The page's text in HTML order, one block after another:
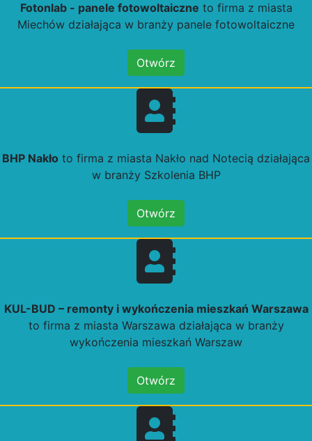
Fotonlab - panele fotowoltaiczne to firma z miasta
Miechów działająca w branży panele fotowoltaiczne
Otwórz
BHP Nakło to firma z miasta Nakło nad Notecią działająca
w branży Szkolenia BHP
Otwórz
KUL-BUD – remonty i wykończenia mieszkań Warszawa
to firma z miasta Warszawa działająca w branży
wykończenia mieszkań Warszaw
Otwórz